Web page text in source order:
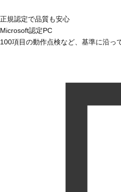
正規認定で品質も安心
Microsoft認定PC
100項目の動作点検など、基準に沿っ